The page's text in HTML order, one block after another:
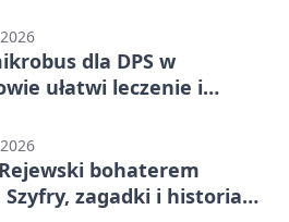
dla DPS w
ułatwi leczenie i
bohaterem
zagadki i historia